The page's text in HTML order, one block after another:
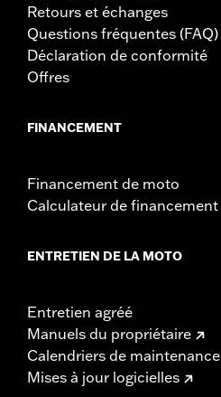
Retours et échanges
Questions fréquentes (FAQ)
Déclaration de conformité
Offres
FINANCEMENT
Financement de moto
Calculateur de financement
ENTRETIEN DE LA MOTO
Entretien agréé
Manuels du propriétaire
Calendriers de maintenance
Mises à jour logicielles